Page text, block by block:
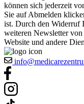
können sich jederzeit
Sie auf Abmelden
ist. Durch den Widerruf
weiteren Newsletter
Website und andere